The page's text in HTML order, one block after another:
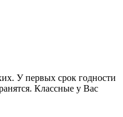
У первых срок годности
Классные у Вас